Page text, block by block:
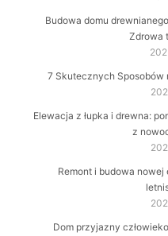
Budowa domu
Zdrowa
7 Skutecznych Sposobów
Elewacja z łupka i drewna:
z
Remont i budowa
Dom przyjazny